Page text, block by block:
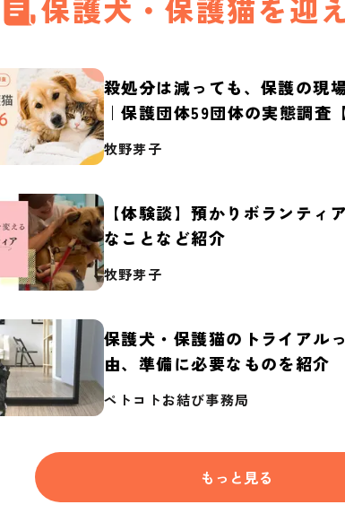
保護犬・保護猫を迎
殺処分は減っても、保護の現
｜保護団体59団体の実態調査
2026】
牧野芽子
【体験談】預かりボランティ
なことなど紹介
牧野芽子
保護犬・保護猫のトライアル
由、準備に必要なものを紹介
ペトコトお結び事務局
もっと見る